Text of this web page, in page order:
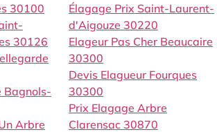
30100
30126
Bagnols-
Arbre
Élagage Prix Saint-Laurent-
d'Aigouze 30220
Elageur Pas Cher Beaucaire
30300
Devis Elagueur Fourques
30300
Prix Elagage Arbre
Clarensac 30870